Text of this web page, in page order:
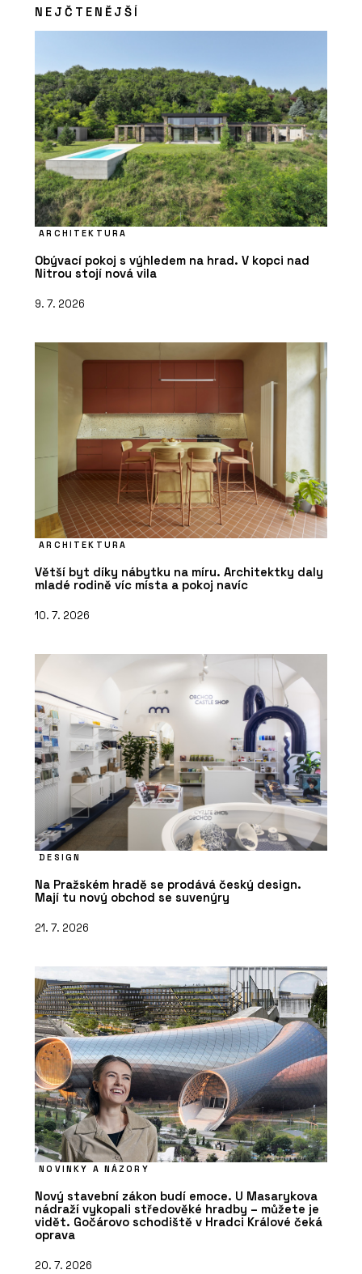
NEJČTENĚJŠÍ
ARCHITEKTURA
Obývací pokoj s výhledem na hrad. V kopci nad
Nitrou stojí nová vila
9. 7. 2026
ARCHITEKTURA
Větší byt díky nábytku na míru. Architektky daly
mladé rodině víc místa a pokoj navíc
10. 7. 2026
DESIGN
Na Pražském hradě se prodává český design.
Mají tu nový obchod se suvenýry
21. 7. 2026
NOVINKY A NÁZORY
Nový stavební zákon budí emoce. U Masarykova
nádraží vykopali středověké hradby – můžete je
vidět. Gočárovo schodiště v Hradci Králové čeká
oprava
20. 7. 2026